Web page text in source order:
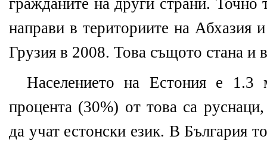
гражданите на други страни. Точно
направи в териториите на Абхазия
Грузия в 2008. Това същото стана и
Населението на Естония е 1.3
процента (30%) от това са
да учат естонски език. В България